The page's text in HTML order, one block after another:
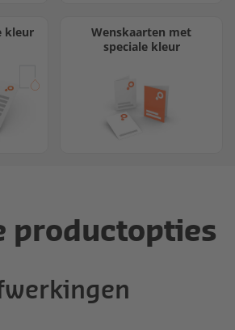
kleur
Wenskaarten met
speciale kleur
productopties